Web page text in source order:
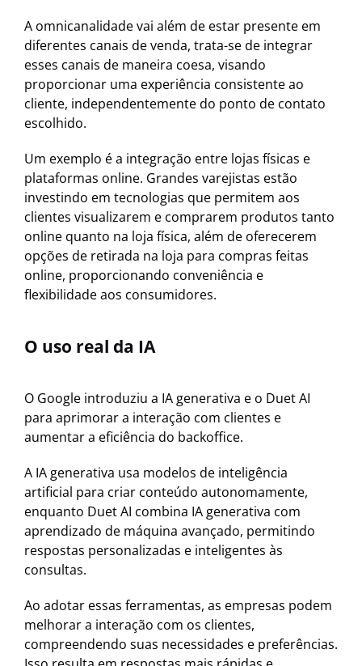
A omnicanalidade vai além de estar presente em
diferentes canais de venda, trata-se de integrar
esses canais de maneira coesa, visando
proporcionar uma experiência consistente ao
cliente, independentemente do ponto de contato
escolhido.
Um exemplo é a integração entre lojas físicas e
plataformas online. Grandes varejistas estão
investindo em tecnologias que permitem aos
clientes visualizarem e comprarem produtos tanto
online quanto na loja física, além de oferecerem
opções de retirada na loja para compras feitas
online, proporcionando conveniência e
flexibilidade aos consumidores.
O uso real da IA
O Google introduziu a IA generativa e o Duet AI
para aprimorar a interação com clientes e
aumentar a eficiência do backoffice.
A IA generativa usa modelos de inteligência
artificial para criar conteúdo autonomamente,
enquanto Duet AI combina IA generativa com
aprendizado de máquina avançado, permitindo
respostas personalizadas e inteligentes às
consultas.
Ao adotar essas ferramentas, as empresas podem
melhorar a interação com os clientes,
compreendendo suas necessidades e preferências.